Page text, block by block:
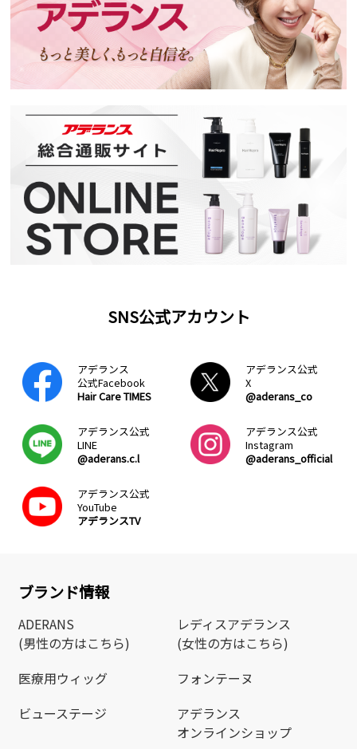
SNS公式アカウント
アデランス
公式Facebook
Hair Care TIMES
アデランス公式
X
@aderans_co
アデランス公式
LINE
@aderans.c.l
アデランス公式
Instagram
@aderans_official
アデランス公式
YouTube
アデランスTV
ブランド情報
ADERANS
(男性の方はこちら)
レディスアデランス
(女性の方はこちら)
医療用ウィッグ
フォンテーヌ
ビューステージ
アデランス
オンラインショップ